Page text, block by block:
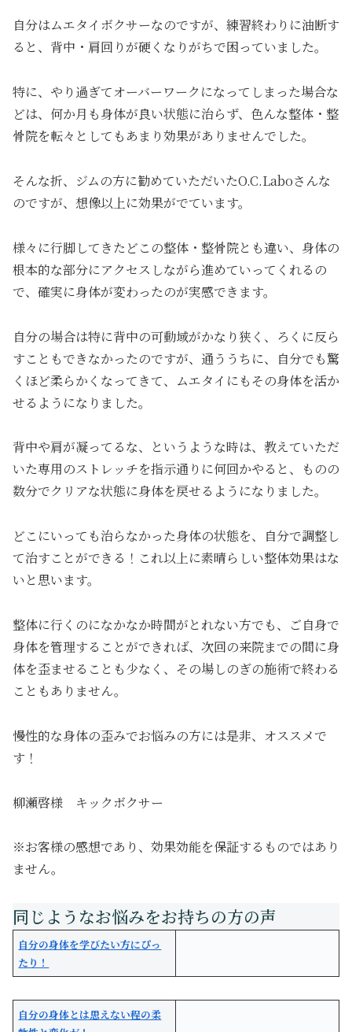
自分はムエタイボクサーなのですが、練習終わりに油断す
ると、背中・肩回りが硬くなりがちで困っていました。
特に、やり過ぎてオーバーワークになってしまった場合な
どは、何か月も身体が良い状態に治らず、色んな整体・整
骨院を転々としてもあまり効果がありませんでした。
そんな折、ジムの方に勧めていただいたO.C.Laboさんな
のですが、想像以上に効果がでています。
様々に行脚してきたどこの整体・整骨院とも違い、身体の
根本的な部分にアクセスしながら進めていってくれるの
で、確実に身体が変わったのが実感できます。
自分の場合は特に背中の可動域がかなり狭く、ろくに反ら
すこともできなかったのですが、通ううちに、自分でも驚
くほど柔らかくなってきて、ムエタイにもその身体を活か
せるようになりました。
背中や肩が凝ってるな、というような時は、教えていただ
いた専用のストレッチを指示通りに何回かやると、ものの
数分でクリアな状態に身体を戻せるようになりました。
どこにいっても治らなかった身体の状態を、自分で調整し
て治すことができる！これ以上に素晴らしい整体効果はな
いと思います。
整体に行くのになかなか時間がとれない方でも、ご自身で
身体を管理することができれば、次回の来院までの間に身
体を歪ませることも少なく、その場しのぎの施術で終わる
こともありません。
慢性的な身体の歪みでお悩みの方には是非、オススメで
す！
柳瀬啓様 キックボクサー
※お客様の感想であり、効果効能を保証するものではあり
ません。
自分の身体を学びたい方にぴっ
たり！
自分の身体とは思えない程の柔